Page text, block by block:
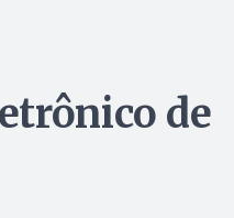
de